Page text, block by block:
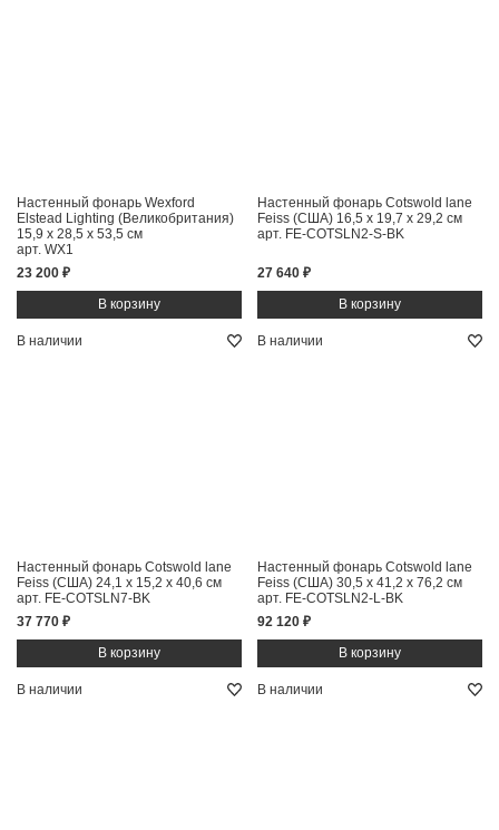
Настенный фонарь Wexford
Elstead Lighting (Великобритания)
15,9 x 28,5 x 53,5 см
арт. WX1
23 200 ₽
Настенный фонарь Cotswold lane
Feiss (США) 16,5 x 19,7 x 29,2 см
арт. FE-COTSLN2-S-BK
27 640 ₽
В наличии
Настенный фонарь Cotswold lane
Feiss (США) 24,1 x 15,2 x 40,6 см
арт. FE-COTSLN7-BK
37 770 ₽
В наличии
Настенный фонарь Cotswold lane
Feiss (США) 30,5 x 41,2 x 76,2 см
арт. FE-COTSLN2-L-BK
92 120 ₽
В наличии В наличии